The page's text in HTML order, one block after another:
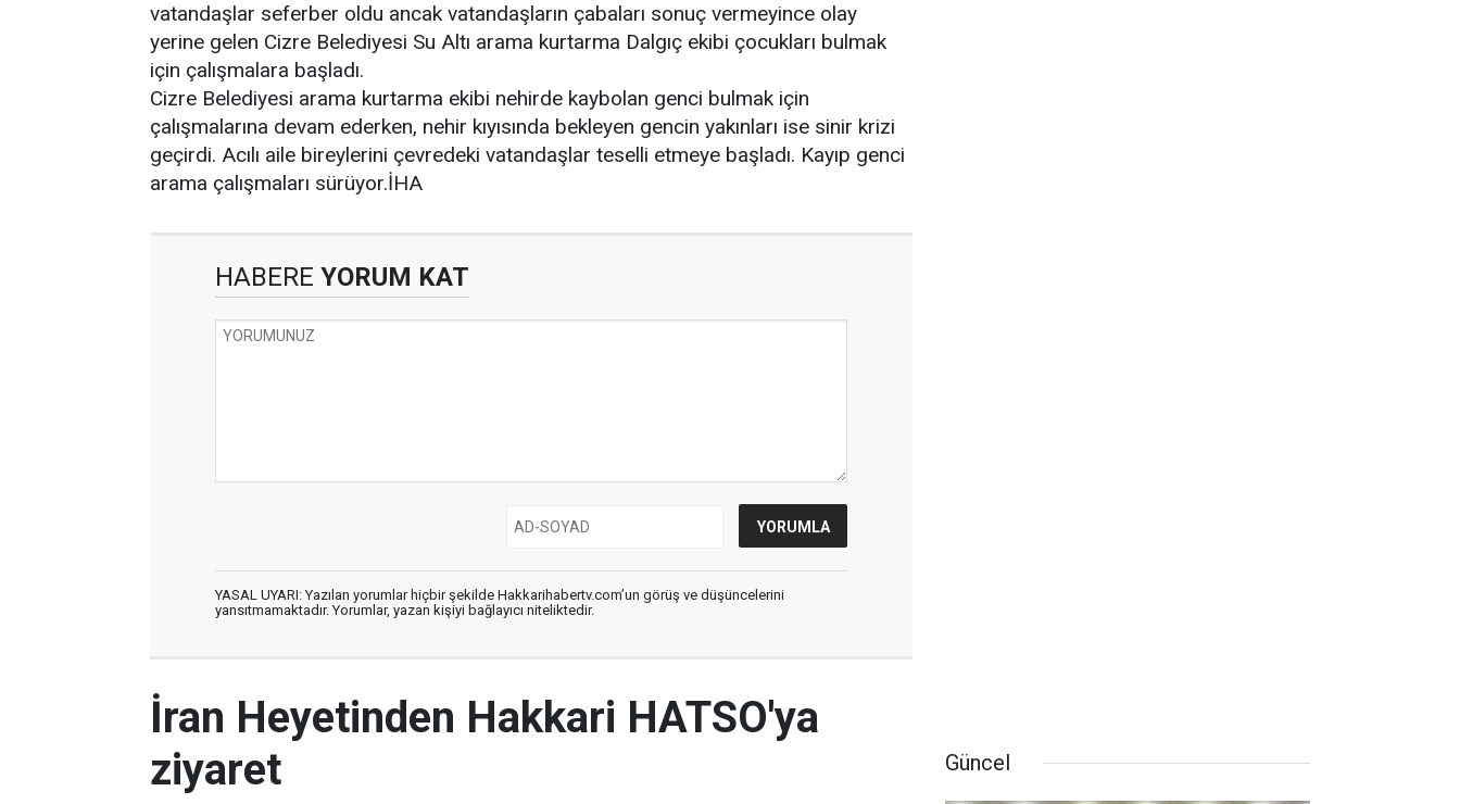
vatandaşlar seferber oldu ancak vatandaşların çabaları sonuç vermeyince olay
yerine gelen Cizre Belediyesi Su Altı arama kurtarma Dalgıç ekibi çocukları bulmak
için çalışmalara başladı.
Cizre Belediyesi arama kurtarma ekibi nehirde kaybolan genci bulmak için
çalışmalarına devam ederken, nehir kıyısında bekleyen gencin yakınları ise sinir krizi
geçirdi. Acılı aile bireylerini çevredeki vatandaşlar teselli etmeye başladı. Kayıp genci
arama çalışmaları sürüyor.İHA
HABERE YORUM KAT
YASAL UYARI: Yazılan yorumlar hiçbir şekilde Hakkarihabertv.com’un görüş ve düşüncelerini
yansıtmamaktadır. Yorumlar, yazan kişiyi bağlayıcı niteliktedir.
İran Heyetinden Hakkari HATSO'ya
ziyaret
Güncel